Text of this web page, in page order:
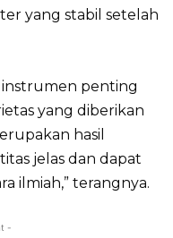
yang stabil setelah
instrumen penting
yang diberikan
hasil
jelas dan dapat
ilmiah,” terangnya.
-